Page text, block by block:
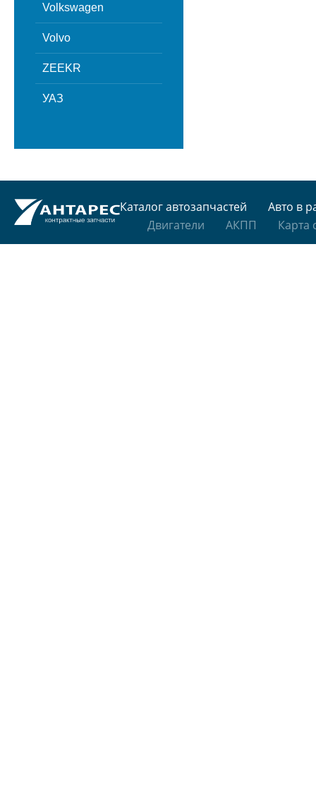
Volkswagen
Volvo
ZEEKR
УАЗ
Каталог автозапчастей
Авто в
Двигатели
АКПП Карта